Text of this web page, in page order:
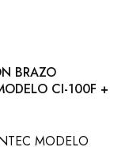
BRAZO
CI-100F +